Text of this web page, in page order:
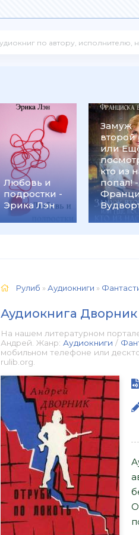
Любовь и
подростки -
Эрика Лэн
Замуж
второй
или
кто из
попал! -
Рулиб »Аудиокниги »
Аудиокнига
На нашем литературном
Андрей. Жанр: Аудиокниги /
мобильном телефоне или
rulib.org.